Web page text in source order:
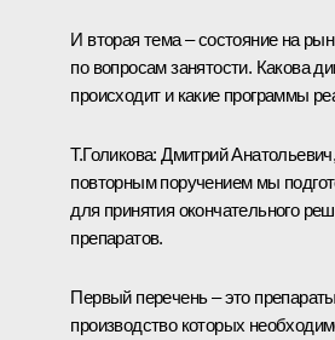
И вторая тема – состояние на
по вопросам занятости. Какова
происходит и какие программы
Т.Голикова: Дмитрий
повторным поручением мы
для принятия окончательного
препаратов.
Первый перечень – это
производство которых